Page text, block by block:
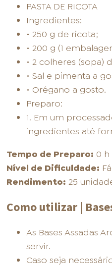
PASTA DE RICOTA
Ingredientes:
• 250 g de ricota;
• 200 g (1
• 2 colheres (sopa)
• Sal e pimenta a
• Orégano a gosto.
Preparo:
1. Em um
ingredientes até
Tempo de Preparo: 0 h
Nível de Dificuldade:
Rendimento: 25
Como utilizar |
As Bases Assadas
servir.
Caso seja